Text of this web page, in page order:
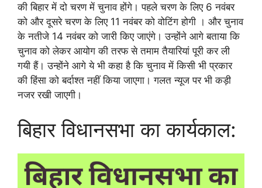
की बिहार में दो चरण में चुनाव होंगे। पहले चरण के लिए 6 नवंबर
को और दूसरे चरण के लिए 11 नवंबर को वोटिंग होगी । और चुनाव
के नतीजे 14 नवंबर को जारी किए जाएंगे। उन्होंने आगे बताया कि
चुनाव को लेकर आयोग की तरफ से तमाम तैयारियां पूरी कर ली
गयी हैं। उन्होंने आगे ये भी कहा है कि चुनाव में किसी भी प्रकार
की हिंसा को बर्दाश्त नहीं किया जाएगा। गलत न्यूज पर भी कड़ी
नजर रखी जाएगी।
बिहार विधानसभा का कार्यकाल: